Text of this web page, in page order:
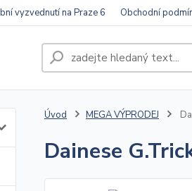
vyzvednutí na Praze 6 Obchodní
Úvod MEGA VÝPRODEJ
Dainese